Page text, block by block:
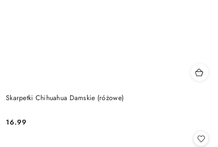
Skarpetki Chihuahua Damskie (różowe)
Cena:
16.99